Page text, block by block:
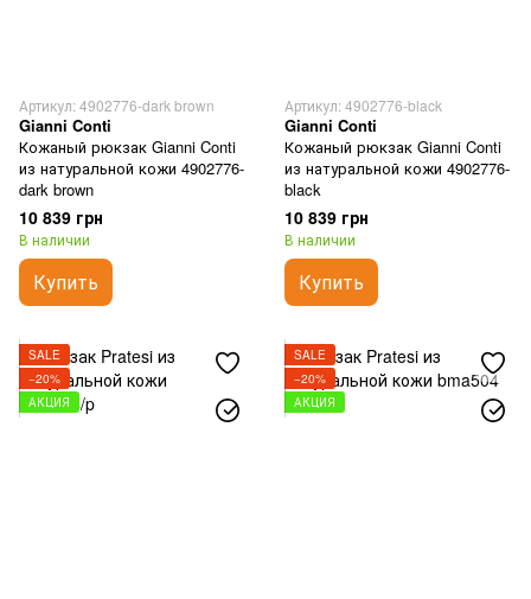
Артикул: 4902776-dark brown
Gianni Conti
Кожаный рюкзак Gianni Conti
из натуральной кожи 4902776-
dark brown
10 839 грн
В наличии
Купить
Артикул: 4902776-black
Gianni Conti
Кожаный рюкзак Gianni Conti
из натуральной кожи 4902776-
black
10 839 грн
В наличии
Купить
SALE
−20%
АКЦИЯ
SALE
−20%
АКЦИЯ